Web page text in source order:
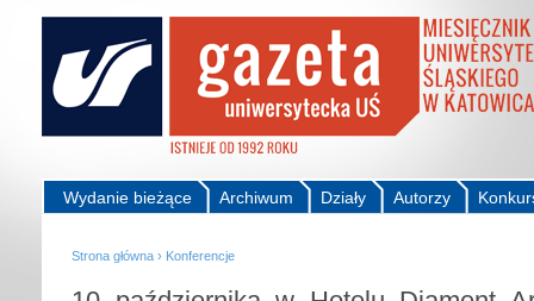
Autorzy
Działy
Archiwum
Wydanie bieżące
Strona główna › Konferencje